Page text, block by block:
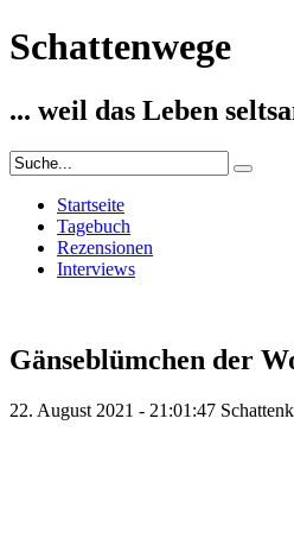
Schattenwege
... weil das Leben
Startseite
Tagebuch
Rezensionen
Interviews
Gänseblümchen der
22. August 2021 - 21:01:47